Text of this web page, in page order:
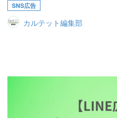
代理店の乗り換えをお考えの方
会社概要
SNS広告
カルテット編集部